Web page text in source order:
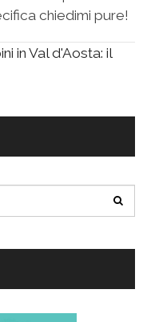
chiedimi pure!
in Val d'Aosta: il